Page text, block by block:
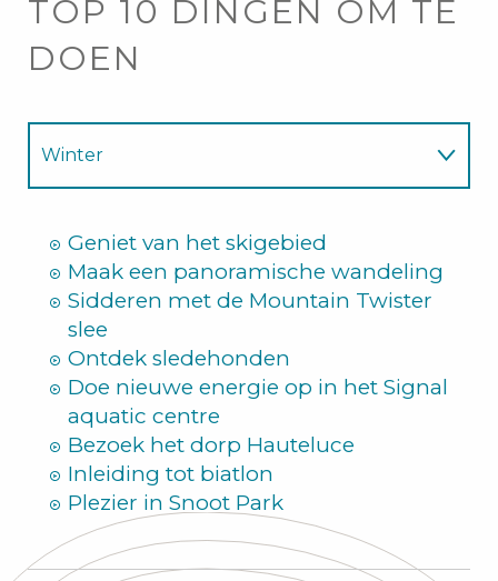
TOP 10 DINGEN OM TE
DOEN
Winter
Geniet van het skigebied
Maak een panoramische wandeling
Sidderen met de Mountain Twister
slee
Ontdek sledehonden
Doe nieuwe energie op in het Signal
aquatic centre
Bezoek het dorp Hauteluce
Inleiding tot biatlon
Plezier in Snoot Park